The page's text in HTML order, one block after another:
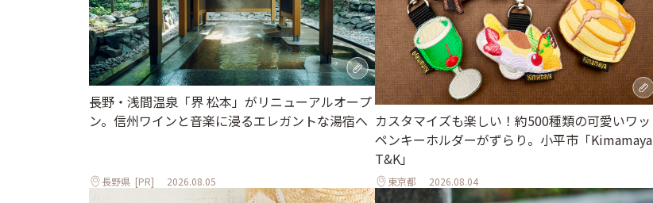
長野・浅間温泉「界 松本」がリニューアルオープ
ン。信州ワインと音楽に浸るエレガントな湯宿へ
長野県 [PR] 2026.08.05
カスタマイズも楽しい！約500種類の可愛いワッ
ペンキーホルダーがずらり。小平市「Kimamaya
T&K」
東京都 2026.08.04